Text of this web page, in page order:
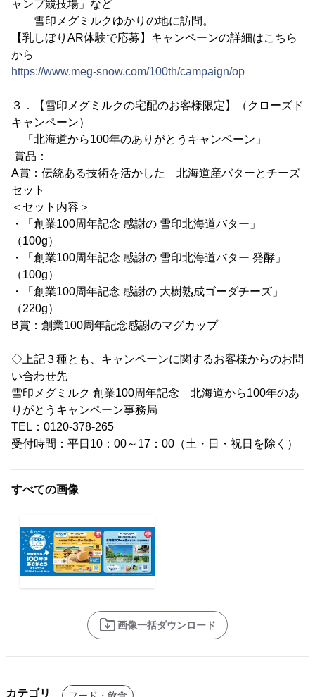
ャンプ競技場」など
雪印メグミルクゆかりの地に訪問。
【乳しぼりAR体験で応募】キャンペーンの詳細はこちら
から
https://www.meg-snow.com/100th/campaign/op
３．【雪印メグミルクの宅配のお客様限定】（クローズド
キャンペーン）
「北海道から100年のありがとうキャンペーン」
賞品：
A賞：伝統ある技術を活かした 北海道産バターとチーズ
セット
＜セット内容＞
・「創業100周年記念 感謝の 雪印北海道バター」
（100g）
・「創業100周年記念 感謝の 雪印北海道バター 発酵」
（100g）
・「創業100周年記念 感謝の 大樹熟成ゴーダチーズ」
（220g）
B賞：創業100周年記念感謝のマグカップ
◇上記３種とも、キャンペーンに関するお客様からのお問
い合わせ先
雪印メグミルク 創業100周年記念 北海道から100年のあ
りがとうキャンペーン事務局
TEL：0120-378-265
受付時間：平日10：00～17：00（土・日・祝日を除く）
すべての画像
画像一括ダウンロード
カテゴリ